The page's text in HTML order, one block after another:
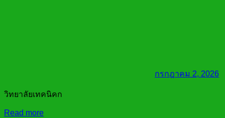
กรกฎาคม 2, 2026
วิทยาลัยเทคนิคก
Read more